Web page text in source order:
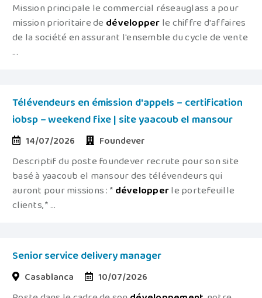
Mission principale le commercial réseauglass a pour
mission prioritaire de développerle chiffre d'affaires
de la société en assurant l'ensemble du cycle de vente
...
Télévendeurs en émission d'appels – certification
iobsp – weekend fixe | site yaacoub el mansour
14/07/2026 Foundever
Descriptif du poste foundever recrute pour son site
basé à yaacoub el mansour des télévendeurs qui
auront pour missions : *développerle portefeuille
clients, * ...
Senior service delivery manager
Casablanca 10/07/2026